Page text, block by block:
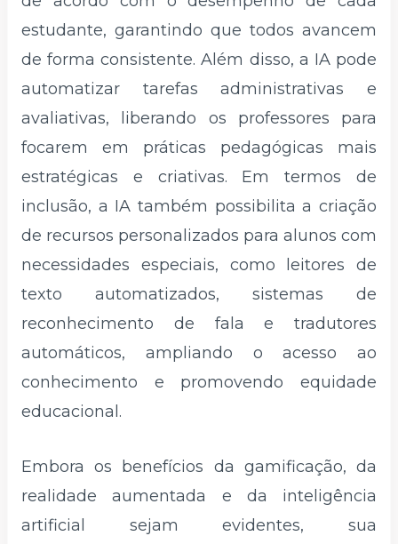
estudante, garantindo que todos avancem
de forma consistente. Além disso, a IA pode
automatizar tarefas administrativas e
avaliativas, liberando os professores para
focarem em práticas pedagógicas mais
estratégicas e criativas. Em termos de
inclusão, a IA também possibilita a criação
de recursos personalizados para alunos com
necessidades especiais, como leitores de
texto automatizados, sistemas de
reconhecimento de fala e tradutores
automáticos, ampliando o acesso ao
conhecimento e promovendo equidade
educacional.
Embora os benefícios da gamificação, da
realidade aumentada e da inteligência
artificial sejam evidentes, sua